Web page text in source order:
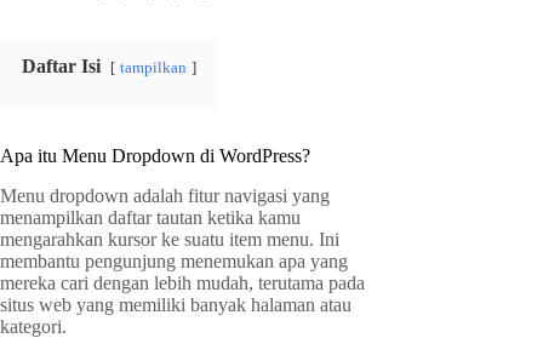
Daftar Isi tampilkan
Apa itu Menu Dropdown di WordPress?
Menu dropdown adalah fitur navigasi yang
menampilkan daftar tautan ketika kamu
mengarahkan kursor ke suatu item menu. Ini
membantu pengunjung menemukan apa yang
mereka cari dengan lebih mudah, terutama pada
situs web yang memiliki banyak halaman atau
kategori.